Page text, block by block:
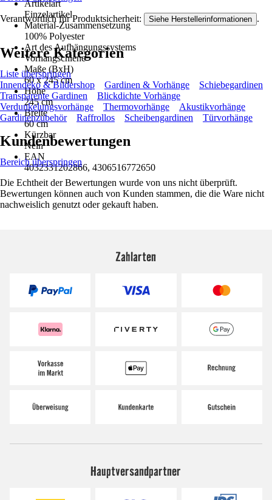
Artikelart
Einzelartikel
Material-Zusammensetzung
100% Polyester
Art des Aufhängungssystems
Vorhangschiene
Maße (BxH)
60 x 245 cm
Höhe
245 cm
Breite
60 cm
Kürzbar
Nein
EAN
4032331202866, 4306516772650
Verantwortlich für Produktsicherheit: Siehe Herstellerinformationen .
Weitere Kategorien
Liste überspringen
Innendeko & Bildershop
Gardinen & Vorhänge
Schiebegardinen
Transparente Gardinen
Blickdichte Vorhänge
Verdunkelungsvorhänge
Thermovorhänge
Akustikvorhänge
Gardinenzubehör
Raffrollos Scheibengardinen Türvorhänge
Kundenbewertungen
Bereich überspringen
Die Echtheit der Bewertungen wurde von uns nicht überprüft.
Bewertungen können auch von Kunden stammen, die die Ware nicht
nachweislich genutzt oder gekauft haben.
Zahlarten
Hauptversandpartner